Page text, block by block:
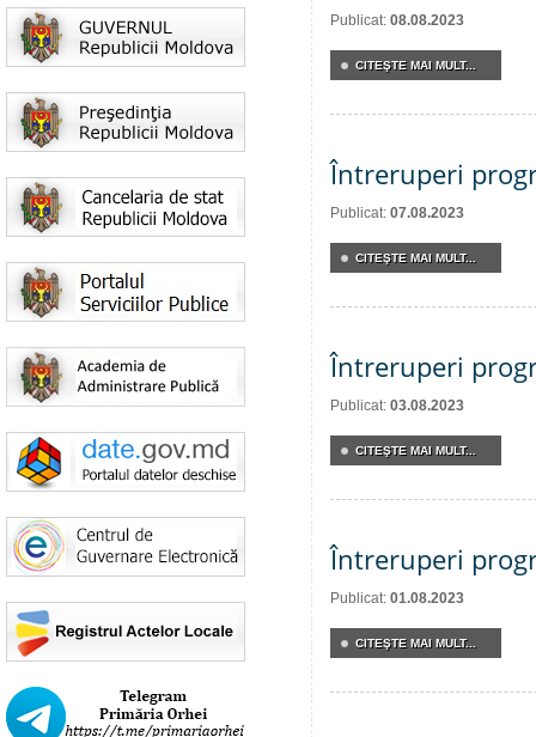
Publicat: 08.08.2023
CITEŞTE MAI MULT...
Întreruperi
Publicat: 07.08.2023
CITEŞTE MAI MULT...
Întreruperi
Publicat: 03.08.2023
CITEŞTE MAI MULT...
Întreruperi
Publicat: 01.08.2023
CITEŞTE MAI MULT...